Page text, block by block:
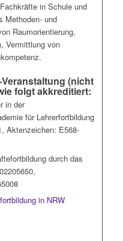
in Schule und
Methoden- und
Raumorientierung,
Vermittlung von
(nicht
folgt akkreditiert:
in der
für Lehrerfortbildung
Aktenzeichen: E568-
durch das
in NRW